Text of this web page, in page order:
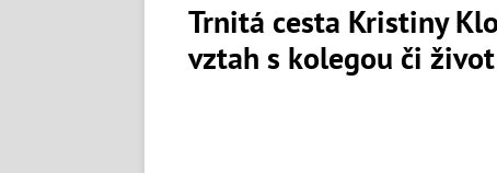
Trnitá cesta Kristiny
vztah s kolegou či